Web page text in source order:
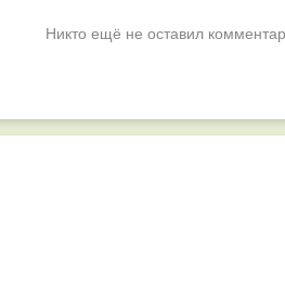
Никто ещё не оставил